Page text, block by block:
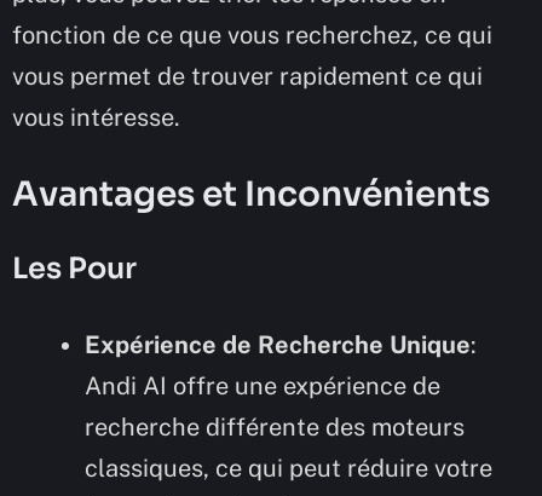
fonction de ce que vous recherchez, ce qui
vous permet de trouver rapidement ce qui
vous intéresse.
Avantages et Inconvénients
Les Pour
Expérience de Recherche Unique:
Andi AI offre une expérience de
recherche différente des moteurs
classiques, ce qui peut réduire votre